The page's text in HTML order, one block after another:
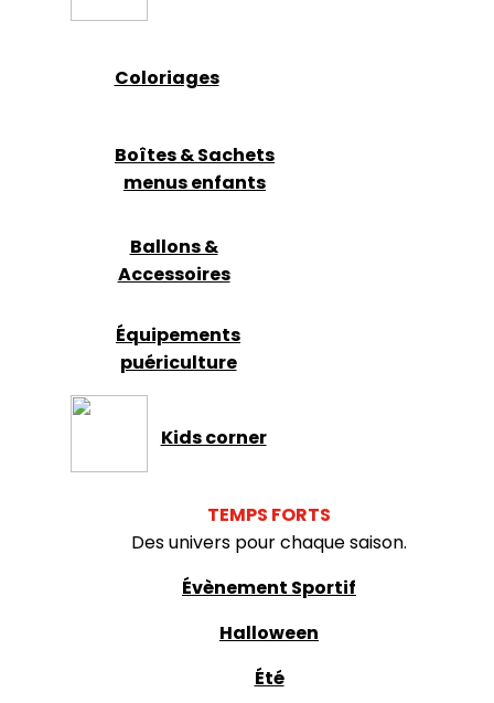
Coloriages
Boîtes & Sachets
menus enfants
Ballons &
Accessoires
Équipements
puériculture
Kids corner
TEMPS FORTS
Des univers pour chaque saison.
Évènement Sportif
Halloween
Été